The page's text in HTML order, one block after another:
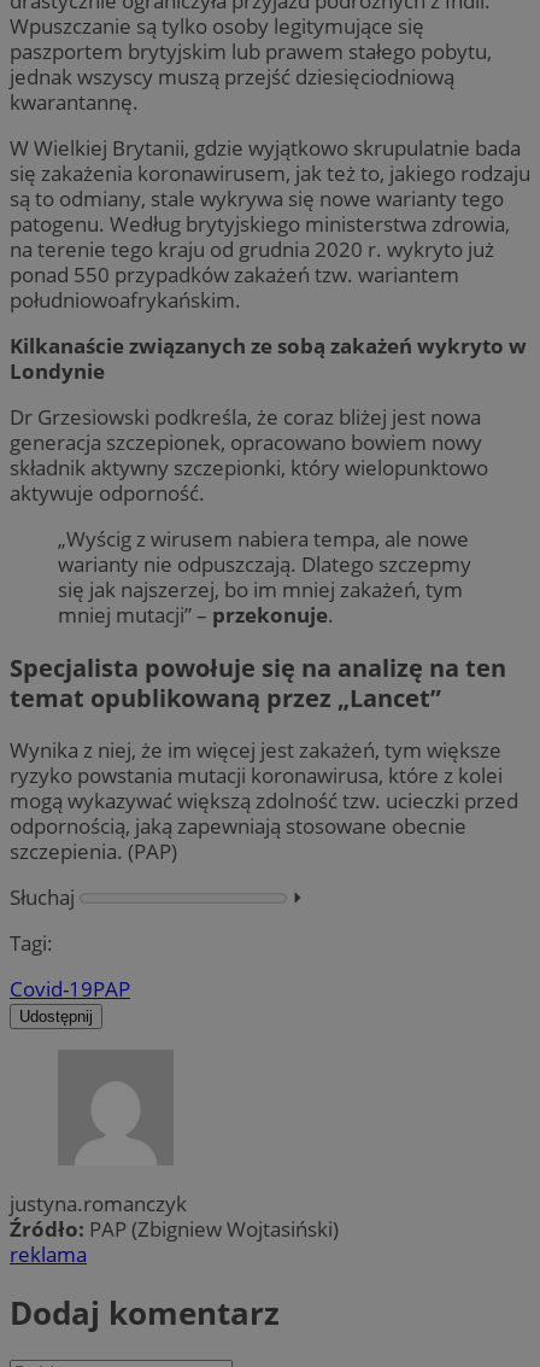
Wpuszczanie są tylko osoby legitymujące się
paszportem brytyjskim lub prawem stałego pobytu,
jednak wszyscy muszą przejść dziesięciodniową
kwarantannę.
W Wielkiej Brytanii, gdzie wyjątkowo skrupulatnie bada
się zakażenia koronawirusem, jak też to, jakiego rodzaju
są to odmiany, stale wykrywa się nowe warianty tego
patogenu. Według brytyjskiego ministerstwa zdrowia,
na terenie tego kraju od grudnia 2020 r. wykryto już
ponad 550 przypadków zakażeń tzw. wariantem
południowoafrykańskim.
Kilkanaście związanych ze sobą zakażeń wykryto w
Londynie
Dr Grzesiowski podkreśla, że coraz bliżej jest nowa
generacja szczepionek, opracowano bowiem nowy
składnik aktywny szczepionki, który wielopunktowo
aktywuje odporność.
„Wyścig z wirusem nabiera tempa, ale nowe
warianty nie odpuszczają. Dlatego szczepmy
się jak najszerzej, bo im mniej zakażeń, tym
mniej mutacji” – przekonuje.
Specjalista powołuje się na analizę na ten
temat opublikowaną przez „Lancet”
Wynika z niej, że im więcej jest zakażeń, tym większe
ryzyko powstania mutacji koronawirusa, które z kolei
mogą wykazywać większą zdolność tzw. ucieczki przed
odpornością, jaką zapewniają stosowane obecnie
szczepienia. (PAP)
Słuchaj
⏵︎
Tagi:
Covid-19PAP
Udostępnij
justyna.romanczyk
Źródło: PAP (Zbigniew Wojtasiński)
reklama
Dodaj komentarz